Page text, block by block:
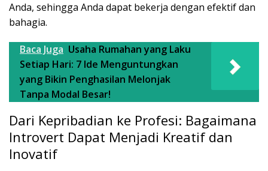
Anda, sehingga Anda dapat bekerja dengan efektif dan
bahagia.
Baca Juga Usaha Rumahan yang Laku
Setiap Hari: 7 Ide Menguntungkan
yang Bikin Penghasilan Melonjak
Tanpa Modal Besar!
Dari Kepribadian ke Profesi: Bagaimana
Introvert Dapat Menjadi Kreatif dan
Inovatif